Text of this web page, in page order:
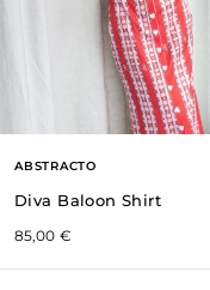
ABSTRACTO
Diva Baloon Shirt
85,00 €